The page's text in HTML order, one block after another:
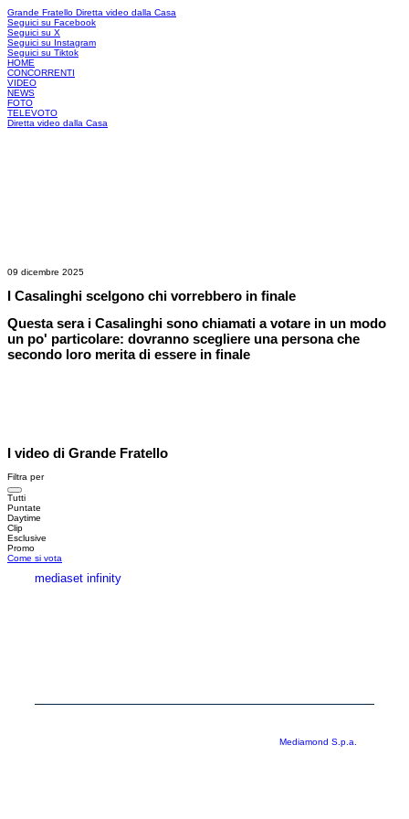
Grande Fratello Diretta video dalla Casa
Seguici su Facebook
Seguici su X
Seguici su Instagram
Seguici su Tiktok
HOME
CONCORRENTI
VIDEO
NEWS
FOTO
TELEVOTO
Diretta video dalla Casa
09 dicembre 2025
I Casalinghi scelgono chi vorrebbero in finale
Questa sera i Casalinghi sono chiamati a votare in un modo
un po' particolare: dovranno scegliere una persona che
secondo loro merita di essere in finale
I video di Grande Fratello
Filtra per
Tutti
Puntate
Daytime
Clip
Esclusive
Promo
Come si vota
mediaset infinity
Mediamond S.p.a.